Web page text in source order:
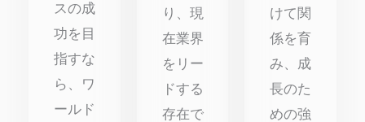
スの成
功を目
指すな
ら、ワ
ールド
り、現
在業界
をリー
ドする
存在で
けて関
係を育
み、成
長のた
めの強